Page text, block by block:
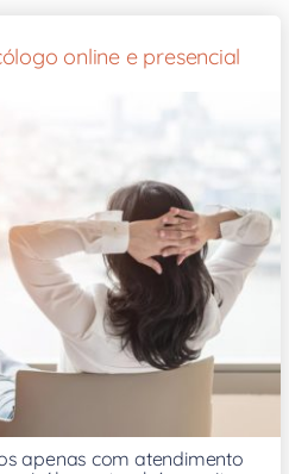
online e presencial
apenas com atendimento